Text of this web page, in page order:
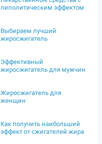
липолитическим эффектом
Выбираем лучший
жиросжигатель
Эффективный
жиросжигатель для мужчин
Жиросжигатель для
женщин
Как получить наибольший
эффект от сжигателей жира